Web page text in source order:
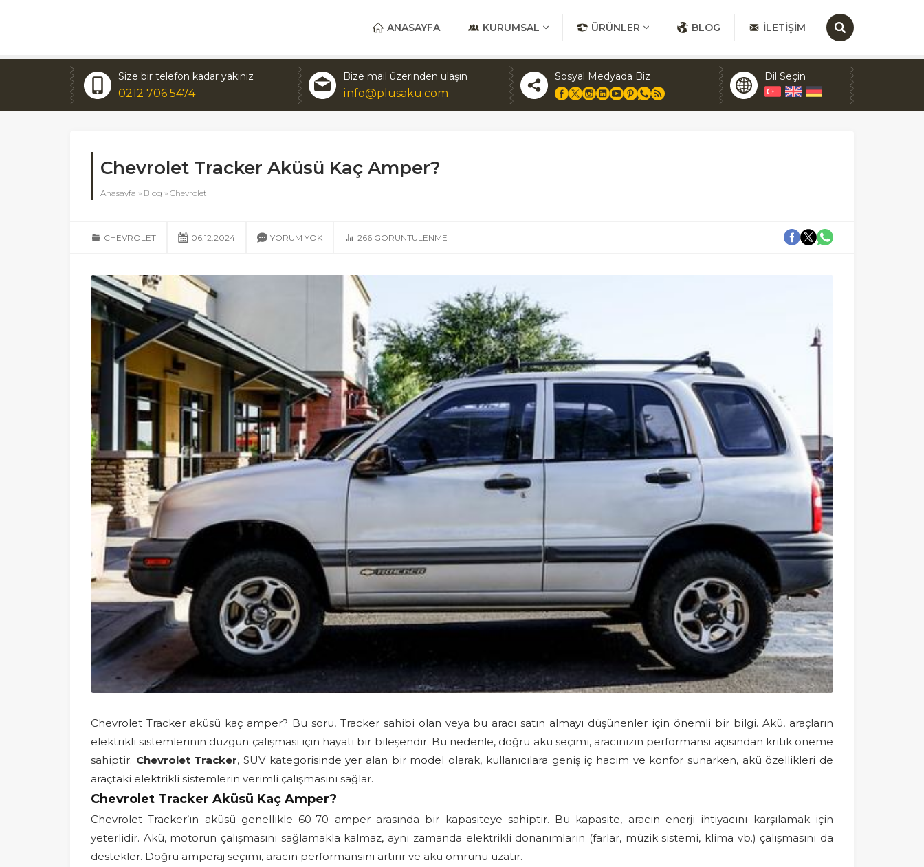
ANASAYFA KURUMSAL ÜRÜNLER BLOG İLETIŞIM
Size bir telefon kadar yakınız
0212 706 5474
Bize mail üzerinden ulaşın
info@plusaku.com
Sosyal Medyada Biz Dil Seçin
Chevrolet Tracker Aküsü Kaç Amper?
Anasayfa » Blog » Chevrolet
CHEVROLET 06.12.2024 YORUM YOK 266 GÖRÜNTÜLENME
Chevrolet Tracker aküsü kaç amper? Bu soru, Tracker sahibi olan veya bu aracı satın almayı düşünenler için önemli bir bilgi. Akü, araçların
elektrikli sistemlerinin düzgün çalışması için hayati bir bileşendir. Bu nedenle, doğru akü seçimi, aracınızın performansı açısından kritik öneme
sahiptir. Chevrolet Tracker, SUV kategorisinde yer alan bir model olarak, kullanıcılara geniş iç hacim ve konfor sunarken, akü özellikleri de
araçtaki elektrikli sistemlerin verimli çalışmasını sağlar.
Chevrolet Tracker Aküsü Kaç Amper?
Chevrolet Tracker’ın aküsü genellikle 60-70 amper arasında bir kapasiteye sahiptir. Bu kapasite, aracın enerji ihtiyacını karşılamak için
yeterlidir. Akü, motorun çalışmasını sağlamakla kalmaz, aynı zamanda elektrikli donanımların (farlar, müzik sistemi, klima vb.) çalışmasını da
destekler. Doğru amperaj seçimi, aracın performansını artırır ve akü ömrünü uzatır.